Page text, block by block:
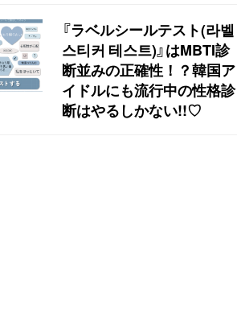
『ラベルシールテスト(라벨
스티커 테스트)』はMBTI診
断並みの正確性！？韓国ア
イドルにも流行中の性格診
断はやるしかない!!♡